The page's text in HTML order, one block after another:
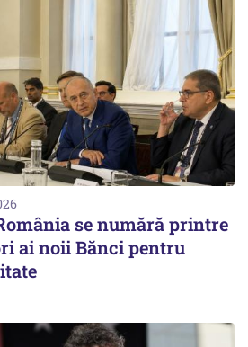
se numără printre
ai noii Bănci pentru